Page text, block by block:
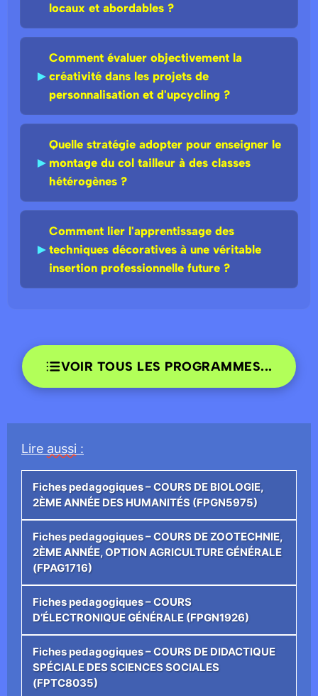
locaux et abordables ?
►
Comment évaluer objectivement la
créativité dans les projets de
personnalisation et d'upcycling ?
►
Quelle stratégie adopter pour enseigner le
montage du col tailleur à des classes
hétérogènes ?
►
Comment lier l'apprentissage des
techniques décoratives à une véritable
insertion professionnelle future ?
VOIR TOUS LES PROGRAMMES...
Lire aussi :
Fiches pedagogiques – COURS DE BIOLOGIE,
2ÈME ANNÉE DES HUMANITÉS (FPGN5975)
Fiches pedagogiques – COURS DE ZOOTECHNIE,
2ÈME ANNÉE, OPTION AGRICULTURE GÉNÉRALE
(FPAG1716)
Fiches pedagogiques – COURS
D’ÉLECTRONIQUE GÉNÉRALE (FPGN1926)
Fiches pedagogiques – COURS DE DIDACTIQUE
SPÉCIALE DES SCIENCES SOCIALES
(FPTC8035)